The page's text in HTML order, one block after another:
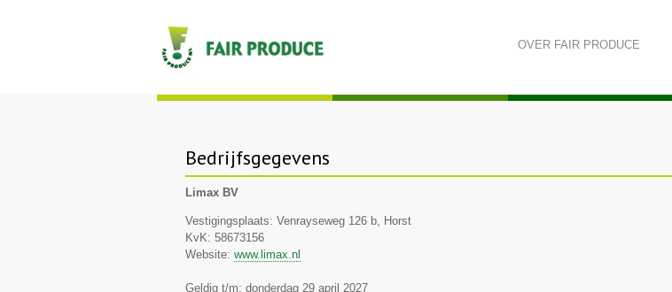
OVER FAIR PRODUCE
Bedrijfsgegevens
Limax BV
Vestigingsplaats: Venrayseweg 126 b, Horst
KvK: 58673156
Website: www.limax.nl
Geldig t/m: donderdag 29 april 2027